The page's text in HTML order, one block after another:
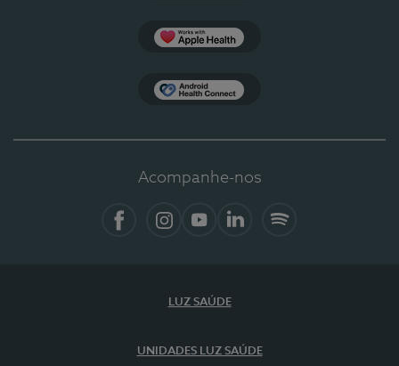
Acompanhe-nos
LUZ SAÚDE
UNIDADES LUZ SAÚDE